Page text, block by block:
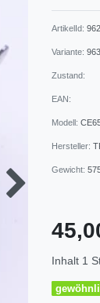
ArtikelId:
Variante:
Zustand:
EAN:
Modell:
Hersteller:
Gewicht:
Inhalt 1